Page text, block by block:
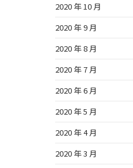
2020 年 10 月
2020 年 9 月
2020 年 8 月
2020 年 7 月
2020 年 6 月
2020 年 5 月
2020 年 4 月
2020 年 3 月